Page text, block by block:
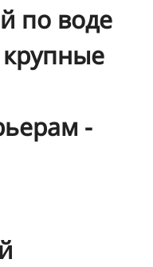
по воде
-